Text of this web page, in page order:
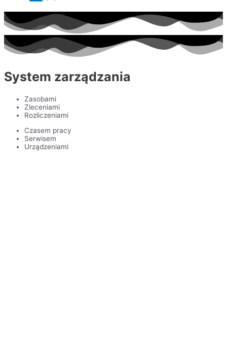
System zarządzania
Zasobami
Zleceniami
Rozliczeniami
Czasem pracy
Serwisem
Urządzeniami